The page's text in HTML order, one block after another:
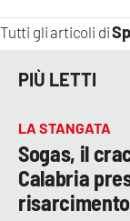
Tutti gli articoli di
PIÙ LETTI
LA STANGATA
Sogas, il
Calabria